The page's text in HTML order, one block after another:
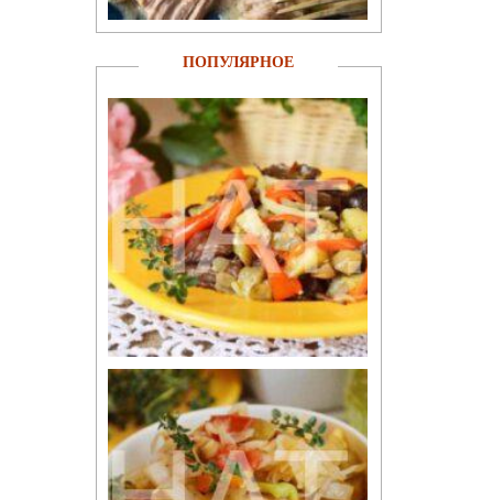
ПОПУЛЯРНОЕ